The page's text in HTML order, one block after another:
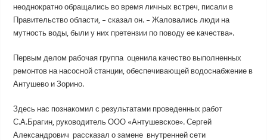
неоднократно обращались во время личных встреч, писали в
Правительство области, – сказал он. – Жаловались люди на
мутность воды, были у них претензии по поводу ее качества».
Первым делом рабочая группа оценила качество выполненных
ремонтов на насосной станции, обеспечивающей водоснабжение в
Антушево и Зорино.
Здесь нас познакомил с результатами проведенных работ
С.А.Брагин, руководитель ООО «Антушевское». Сергей
Александрович рассказал о замене внутренней сети